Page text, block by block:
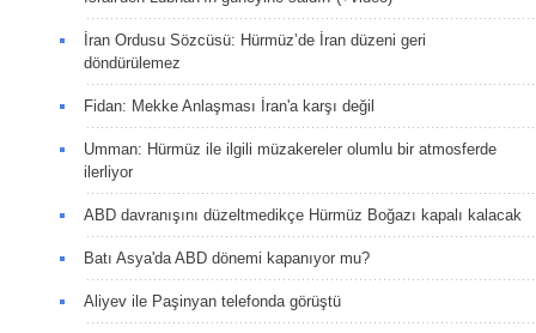
İran Ordusu Sözcüsü: Hürmüz’de İran düzeni geri
döndürülemez
Fidan: Mekke Anlaşması İran'a karşı değil
Umman: Hürmüz ile ilgili müzakereler olumlu bir atmosferde
ilerliyor
ABD davranışını düzeltmedikçe Hürmüz Boğazı kapalı kalacak
Batı Asya'da ABD dönemi kapanıyor mu?
Aliyev ile Paşinyan telefonda görüştü